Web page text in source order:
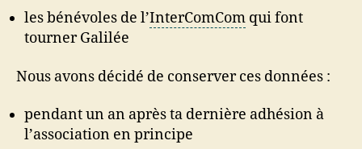
les bénévoles de l’InterComCom qui font
tourner Galilée
Nous avons décidé de conserver ces données :
pendant un an après ta dernière adhésion à
l’association en principe